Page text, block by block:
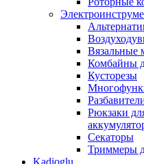
Комбайны
Кусторезы
Рюкзаки
Секаторы
Триммеры
Kadioglu